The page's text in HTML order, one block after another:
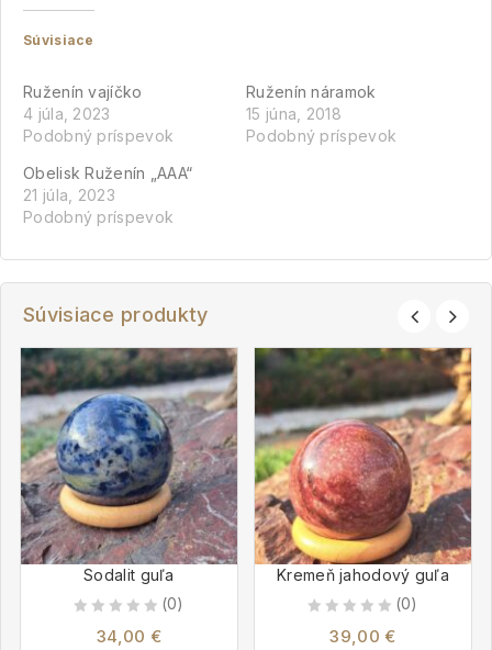
Súvisiace
Ruženín vajíčko
4 júla, 2023
Podobný príspevok
Ruženín náramok
15 júna, 2018
Podobný príspevok
Obelisk Ruženín „AAA“
21 júla, 2023
Podobný príspevok
Súvisiace produkty
Sodalit guľa
(0)
34,00 €
Kremeň jahodový guľa
(0)
39,00 €